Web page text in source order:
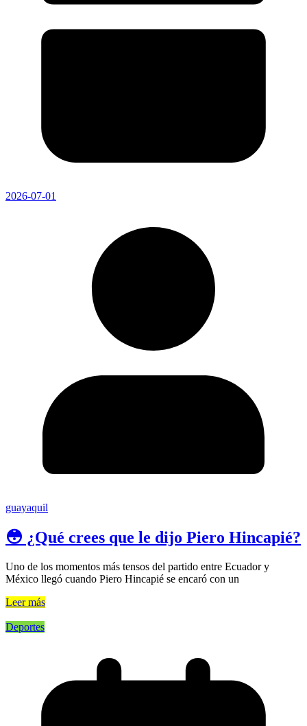
2026-07-01
guayaquil
😳 ¿Qué crees que le dijo Piero Hincapié?
Uno de los momentos más tensos del partido entre Ecuador y
México llegó cuando Piero Hincapié se encaró con un
Leer más
Deportes